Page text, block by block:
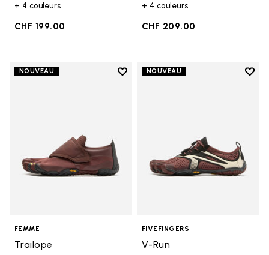
+ 4 couleurs
CHF 199.00
+ 4 couleurs
CHF 209.00
NOUVEAU
Add to wishlist
FEMME
Trailope
NOUVEAU
Add
FIVEFINGERS
V-Run